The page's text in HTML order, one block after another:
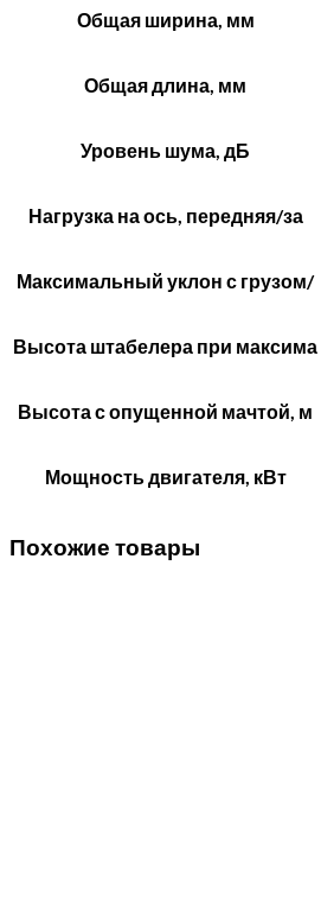
Общая ширина, мм
Общая длина, мм
Уровень шума, дБ
Нагрузка на ось, передняя/за
Максимальный уклон с грузом/
Высота штабелера при максима
Высота с опущенной мачтой, м
Мощность двигателя, кВт
Похожие товары